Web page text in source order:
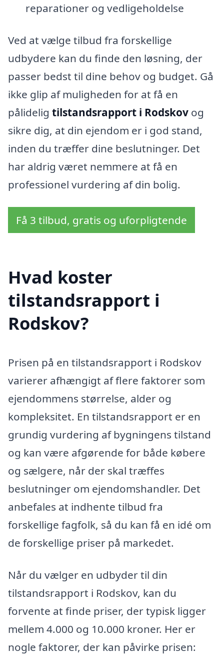
reparationer og vedligeholdelse
Ved at vælge tilbud fra forskellige
udbydere kan du finde den løsning, der
passer bedst til dine behov og budget. Gå
ikke glip af muligheden for at få en
pålidelig tilstandsrapport i Rodskov og
sikre dig, at din ejendom er i god stand,
inden du træffer dine beslutninger. Det
har aldrig været nemmere at få en
professionel vurdering af din bolig.
Få 3 tilbud, gratis og uforpligtende
Hvad koster
tilstandsrapport i
Rodskov?
Prisen på en tilstandsrapport i Rodskov
varierer afhængigt af flere faktorer som
ejendommens størrelse, alder og
kompleksitet. En tilstandsrapport er en
grundig vurdering af bygningens tilstand
og kan være afgørende for både købere
og sælgere, når der skal træffes
beslutninger om ejendomshandler. Det
anbefales at indhente tilbud fra
forskellige fagfolk, så du kan få en idé om
de forskellige priser på markedet.
Når du vælger en udbyder til din
tilstandsrapport i Rodskov, kan du
forvente at finde priser, der typisk ligger
mellem 4.000 og 10.000 kroner. Her er
nogle faktorer, der kan påvirke prisen: